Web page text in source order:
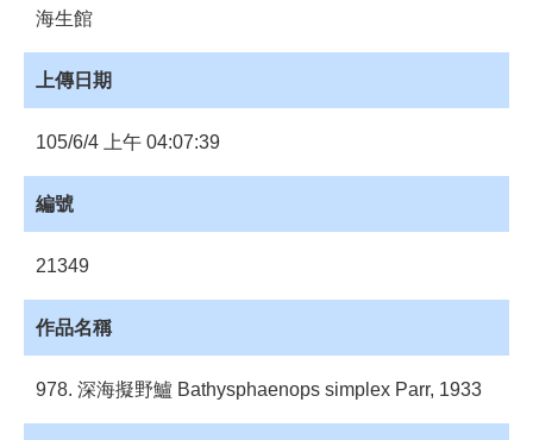
專
首
頁
館
員
登
網
站
購
海生館
上傳日期
105/6/4 上午 04:07:39
編號
21349
作品名稱
978. 深海擬野鱸 Bathysphaenops simplex Parr, 1933